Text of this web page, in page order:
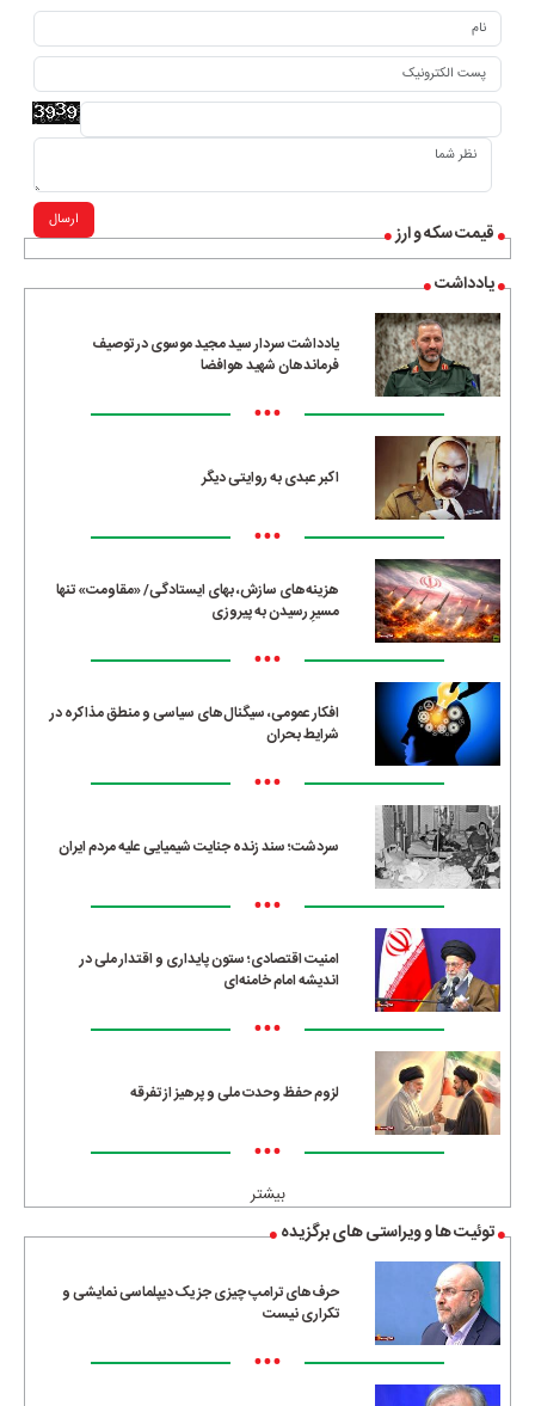
قیمت سکه و ارز
یادداشت
یادداشت سردار سید مجید موسوی در توصیف
فرماندهان شهید هوافضا
•••
اکبر عبدی به روایتی دیگر
•••
هزینه‌های سازش، بهای ایستادگی/ «مقاومت» تنها
مسیرِ رسیدن به پیروزی
•••
افکار عمومی، سیگنال‌های سیاسی و منطق مذاکره در
شرایط بحران
•••
سردشت؛ سند زنده جنایت شیمیایی علیه مردم ایران
•••
امنیت اقتصادی؛ ستون پایداری و اقتدار ملی در
اندیشه امام خامنه‌ای
•••
لزوم حفظ وحدت ملی و پرهیز از تفرقه
•••
بیشتر
توئیت ها و ویراستی های برگزیده
حرف‌های ترامپ چیزی جز یک دیپلماسی نمایشی و
تکراری نیست
•••
ارسال